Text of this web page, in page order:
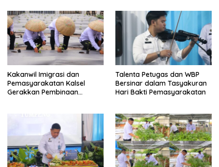
Kakanwil Imigrasi dan
Pemasyarakatan Kalsel
Gerakkan Pembinaan
Talenta Petugas dan WBP
Bersinar dalam Tasyakuran
Hari Bakti Pemasyarakatan